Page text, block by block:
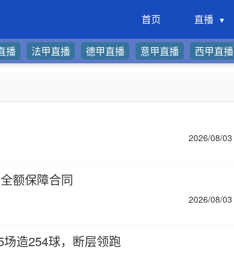
首页 直播
播 法甲直播 德甲直播 意甲直播 西甲直播
2026/08/03
额保障合同
2026/08/03
造254球，断层领跑